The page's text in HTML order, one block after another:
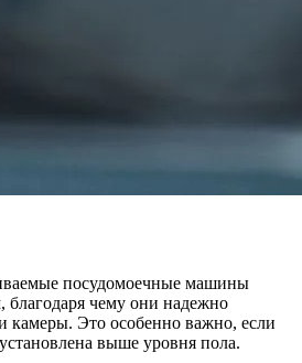
посудомоечные машины
чему они надежно
камеры. Это особенно важно, если
выше уровня пола.